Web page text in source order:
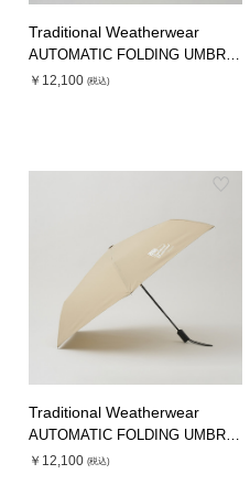
Traditional Weatherwear
AUTOMATIC FOLDING UMBRELLA
￥12,100 (税込)
Traditional Weatherwear
AUTOMATIC FOLDING UMBRELLA
￥12,100 (税込)